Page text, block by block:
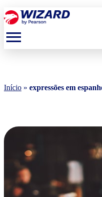
menu
Início » expressões em